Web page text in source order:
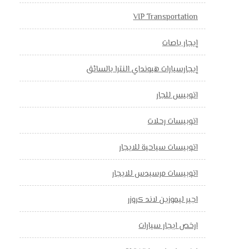
VIP Transportation
إيجار باصات
إيجارسيارات هيونداي النترا بالسائق
اتوبيس للجار
اتوبيسات رحلات
اتوبيسات سياحية للايجار
اتوبيسات مرسيدس للايجار
اجير ليموزين لاند كروزر
ارخص ايجار سيارات